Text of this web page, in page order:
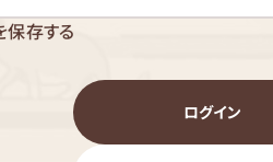
保存する
ログイン